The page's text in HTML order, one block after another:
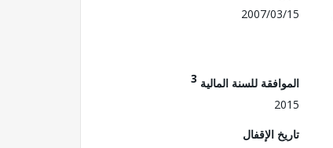
2007/03/15
الموافقة للسنة المالية 3
2015
تاريخ الإقفال